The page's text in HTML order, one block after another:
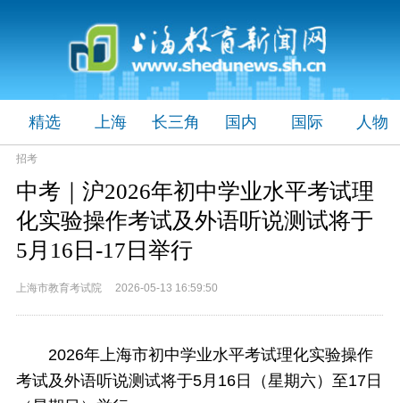
精选 上海 长三角 国内 国际 人物
招考
中考｜沪2026年初中学业水平考试理
化实验操作考试及外语听说测试将于
5月16日-17日举行
上海市教育考试院 2026-05-13 16:59:50
2026年上海市初中学业水平考试理化实验操作
考试及外语听说测试将于5月16日（星期六）至17日